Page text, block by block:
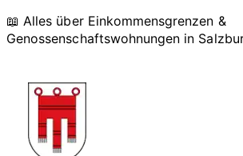
📖 Alles über Einkommensgrenzen &
Genossenschaftswohnungen in